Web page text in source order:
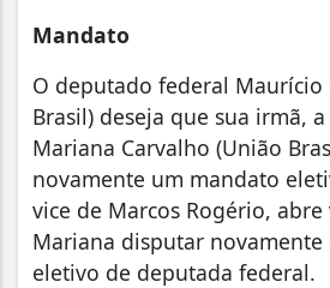
Mandato
O deputado federal Maurício
Brasil) deseja que sua irmã,
Mariana Carvalho (União
novamente um mandato
vice de Marcos Rogério, abre
Mariana disputar
eletivo de deputada federal.